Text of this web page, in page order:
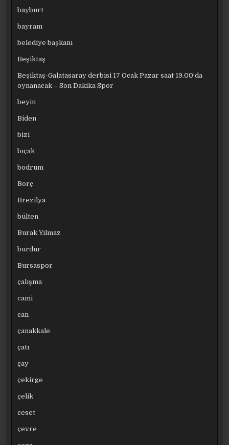
bayburt
bayram
belediye başkanı
Beşiktaş
Beşiktaş-Galatasaray derbisi 17 Ocak Pazar saat 19.00’da
oynanacak – Son Dakika Spor
beyin
Biden
bizi
bıçak
bodrum
Borç
Brezilya
bülten
Burak Yılmaz
burdur
Bursaspor
çalışma
cami
can
çanakkale
çatı
çay
çekirge
çelik
ceset
çevre